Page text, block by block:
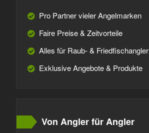
Pro Partner vieler Angelmarken
Faire Preise & Zeitvorteile
Alles für Raub- & Friedfischangler
Exklusive Angebote & Produkte
Von Angler für Angler